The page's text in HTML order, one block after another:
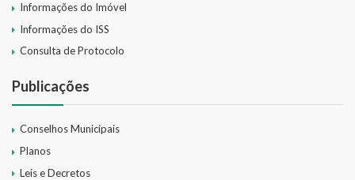
Informações do Imóvel
Informações do ISS
Consulta de Protocolo
Publicações
Conselhos Municipais
Planos
Leis e Decretos